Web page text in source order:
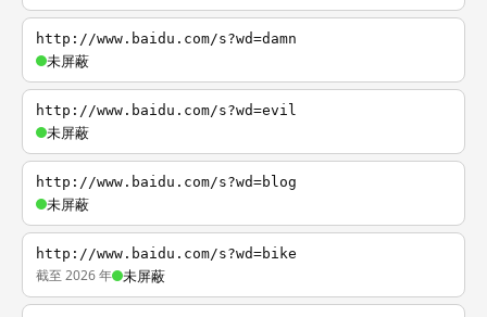
http://www.baidu.com/s?wd=damn
未屏蔽
http://www.baidu.com/s?wd=evil
未屏蔽
http://www.baidu.com/s?wd=blog
未屏蔽
http://www.baidu.com/s?wd=bike
截至 2026 年 未屏蔽